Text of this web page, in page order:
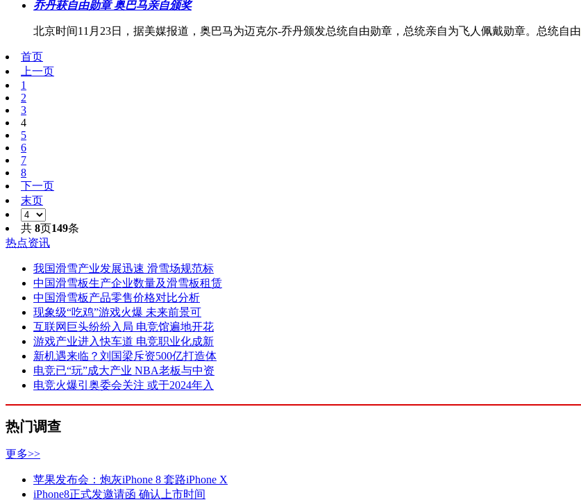
乔丹获自由勋章 奥巴马亲自颁奖
北京时间11月23日，据美媒报道，奥巴马为迈克尔-乔丹颁发总统自由勋章，总统亲自为飞人佩戴勋章。总统自由
首页
上一页
1
2
3
4
5
6
7
8
下一页
末页
共 8页149条
热点资讯
我国滑雪产业发展迅速 滑雪场规范标
中国滑雪板生产企业数量及滑雪板租赁
中国滑雪板产品零售价格对比分析
现象级“吃鸡”游戏火爆 未来前景可
互联网巨头纷纷入局 电竞馆遍地开花
游戏产业进入快车道 电竞职业化成新
新机遇来临？刘国梁斥资500亿打造体
电竞已“玩”成大产业 NBA老板与中资
电竞火爆引奥委会关注 或于2024年入
热门调查
更多>>
苹果发布会：炮灰iPhone 8 套路iPhone X
iPhone8正式发邀请函 确认上市时间